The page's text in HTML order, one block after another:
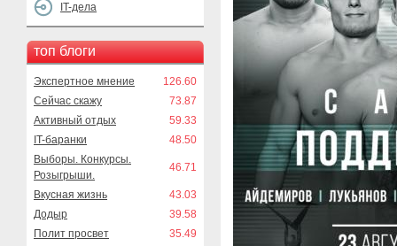
IT-дела
топ блоги
Экспертное мнение
126.60
Сейчас скажу
73.87
Активный отдых
59.33
IT-баранки
48.50
Выборы. Конкурсы.
Розыгрыши.
46.71
Вкусная жизнь
43.03
Додыр
39.58
Полит просвет
35.49